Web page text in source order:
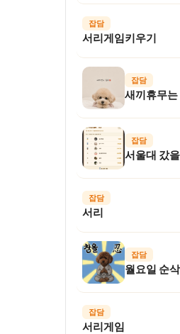
잡담
서리게임키우기
잡담
새끼휴무
잡담
서울대 갔
잡담
서리
잡담
월요일 순
잡담
서리게임